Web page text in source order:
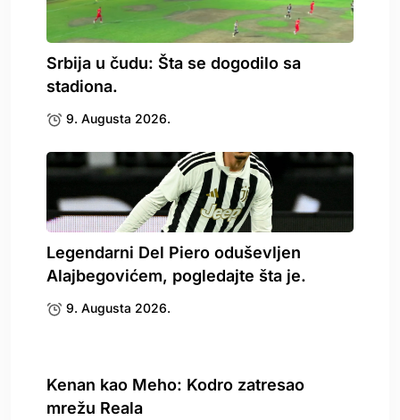
Srbija u čudu: Šta se dogodilo sa
stadiona.
9. Augusta 2026.
Legendarni Del Piero oduševljen
Alajbegovićem, pogledajte šta je.
9. Augusta 2026.
Kenan kao Meho: Kodro zatresao
mrežu Reala